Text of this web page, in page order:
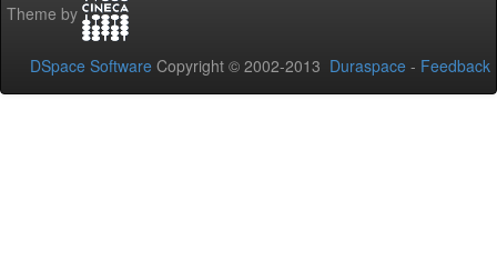
Theme by
DSpace Software Copyright © 2002-2013 Duraspace - Feedback